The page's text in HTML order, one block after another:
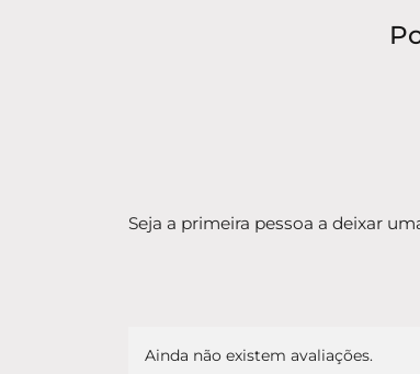
Seja a primeira pessoa a deixar
Ainda não existem avaliações.